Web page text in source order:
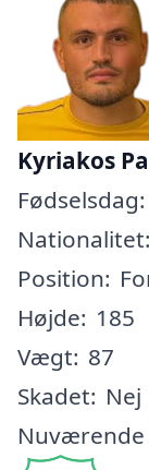
Kyriakos
Fødselsdag:
Nationalitet:
Position:
Højde: 185
Vægt: 87
Skadet: Nej
Nuværende